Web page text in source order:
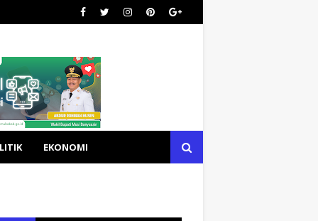
EKONOMI